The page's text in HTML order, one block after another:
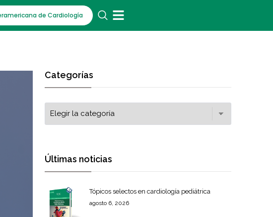
de Cardiología
Categorías
Últimas noticias
Tópicos selectos en cardiología pediátrica
agosto 6, 2026